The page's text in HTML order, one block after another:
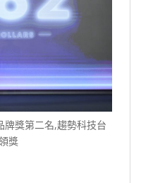
獎第二名,趨勢科技台
獎